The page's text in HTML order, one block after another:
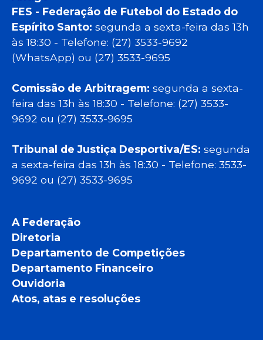
FES - Federação de Futebol do Estado do
Espírito Santo: segunda a sexta-feira das 13h
às 18:30 - Telefone: (27) 3533-9692
(WhatsApp) ou (27) 3533-9695
Comissão de Arbitragem: segunda a sexta-
feira das 13h às 18:30 - Telefone: (27) 3533-
9692 ou (27) 3533-9695
Tribunal de Justiça Desportiva/ES: segunda
a sexta-feira das 13h às 18:30 - Telefone: 3533-
9692 ou (27) 3533-9695
A Federação
Diretoria
Departamento de Competições
Departamento Financeiro
Ouvidoria
Atos, atas e resoluções